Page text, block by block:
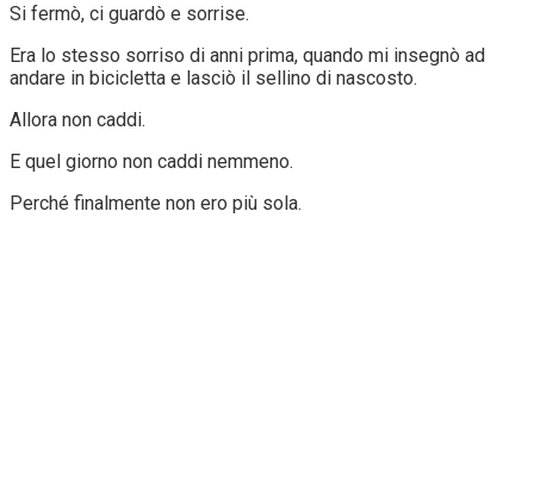
Si fermò, ci guardò e sorrise.
Era lo stesso sorriso di anni prima, quando mi insegnò ad
andare in bicicletta e lasciò il sellino di nascosto.
Allora non caddi.
E quel giorno non caddi nemmeno.
Perché finalmente non ero più sola.